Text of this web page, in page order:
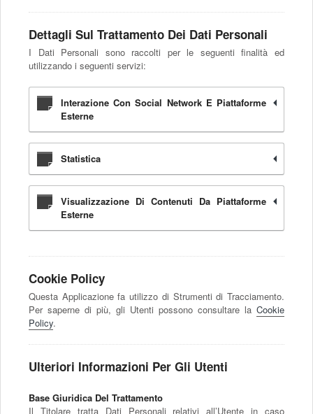
Dettagli Sul Trattamento Dei Dati Personali
I Dati Personali sono raccolti per le seguenti finalità ed
utilizzando i seguenti servizi:
Interazione Con Social Network E Piattaforme
Esterne
Statistica
Visualizzazione Di Contenuti Da Piattaforme
Esterne
Cookie Policy
Questa Applicazione fa utilizzo di Strumenti di Tracciamento.
Per saperne di più, gli Utenti possono consultare la Cookie
Policy.
Ulteriori Informazioni Per Gli Utenti
Base Giuridica Del Trattamento
Il Titolare tratta Dati Personali relativi all’Utente in caso